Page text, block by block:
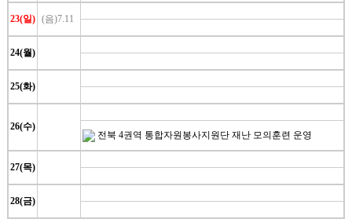
23(일) (음)7.11
24(월)
25(화)
26(수)
전북 4권역 통합자원봉사지원단 재난 모의훈련 운영
27(목)
28(금)